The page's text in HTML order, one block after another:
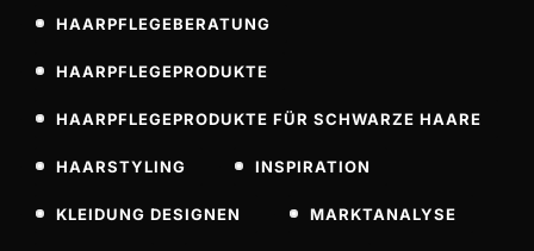
HAARPFLEGEBERATUNG
HAARPFLEGEPRODUKTE
HAARPFLEGEPRODUKTE FÜR SCHWARZE HAARE
HAARSTYLING INSPIRATION
KLEIDUNG DESIGNEN MARKTANALYSE